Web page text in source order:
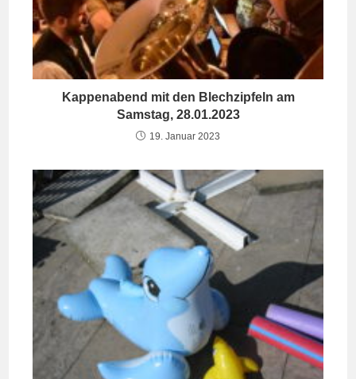
Kappenabend mit den Blechzipfeln am
Samstag, 28.01.2023
19. Januar 2023